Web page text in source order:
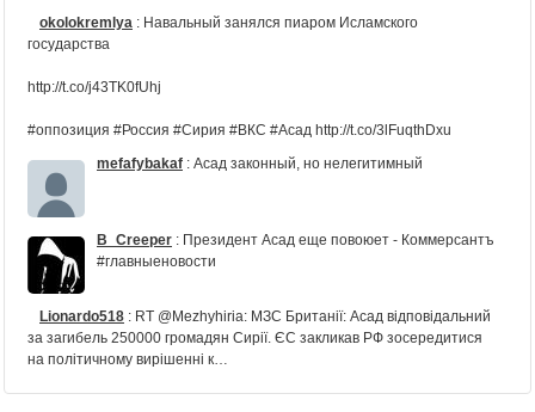
okolokremlya : Навальный занялся пиаром Исламского
государства
http://t.co/j43TK0fUhj
#оппозиция #Россия #Сирия #ВКС #Асад http://t.co/3lFuqthDxu
mefafybakaf : Асад законный, но нелегитимный
B_Creeper : Президент Асад еще повоюет - Коммерсантъ
#главныеновости
Lionardo518 : RT @Mezhyhiria: МЗС Британії: Асад відповідальний
за загибель 250000 громадян Сирії. ЄС закликав РФ зосередитися
на політичному вирішенні к…
nadyhybedymy:Асад допустил свою отставку с поста